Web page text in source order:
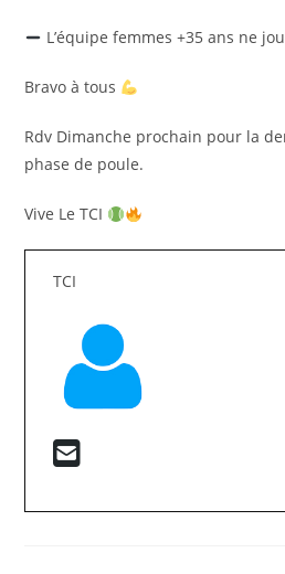
L’équipe femmes +35 ans ne
Bravo à tous
Rdv Dimanche prochain pour la
phase de poule.
Vive Le TCI
TCI